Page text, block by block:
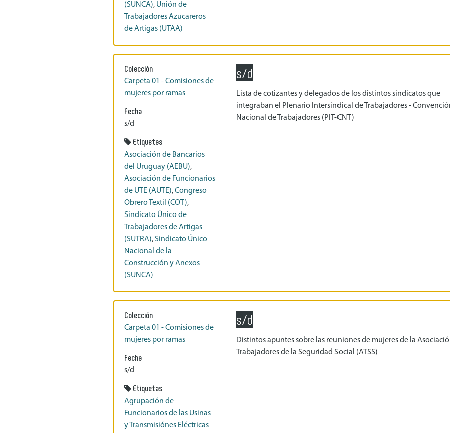
(SUNCA), Unión de
Trabajadores Azucareros
de Artigas (UTAA)
Colección
Carpeta 01 - Comisiones de
mujeres por ramas
Fecha
s/d
Etiquetas
Asociación de Bancarios
del Uruguay (AEBU),
Asociación de Funcionarios
de UTE (AUTE),Congreso
Obrero Textil (COT),
Sindicato Único de
Trabajadores de Artigas
(SUTRA),Sindicato Único
Nacional de la
Construcción y Anexos
(SUNCA)
s/d
Lista de cotizantes y delegados de los distintos sindicatos que
integraban el Plenario Intersindical de Trabajadores -
Nacional de Trabajadores (PIT-CNT)
Colección
Carpeta 01 - Comisiones de
mujeres por ramas
Fecha
s/d
Etiquetas
Agrupación de
Funcionarios de las Usinas
y Transmisiónes Eléctricas
s/d
Distintos apuntes sobre las reuniones de mujeres de la
Trabajadores de la Seguridad Social (ATSS)